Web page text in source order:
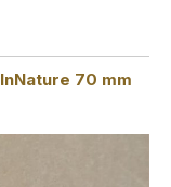
70 mm